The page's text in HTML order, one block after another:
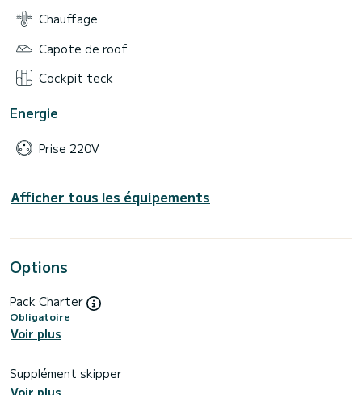
Chauffage
Capote de roof
Cockpit teck
Energie
Prise 220V
Afficher tous les équipements
Options
Pack Charter
Obligatoire
Voir plus
Supplément skipper
Voir plus